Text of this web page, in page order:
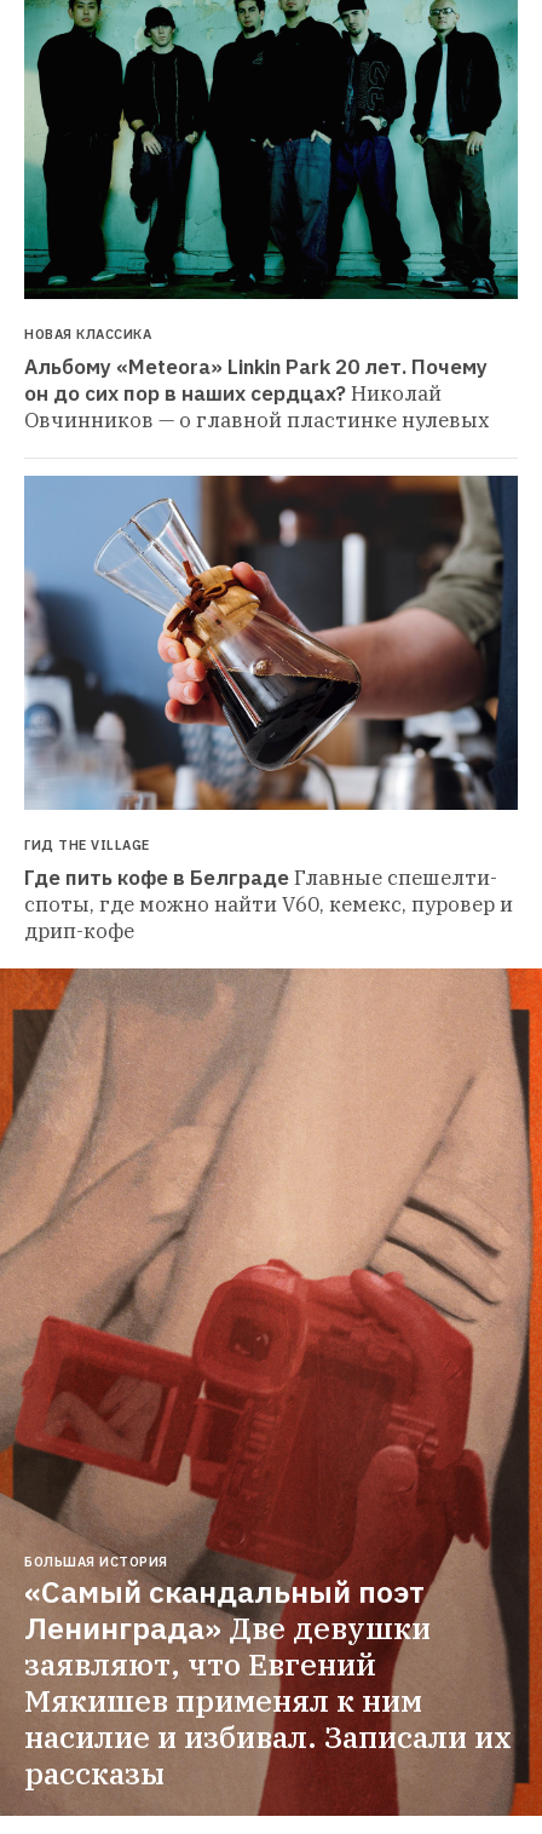
НОВАЯ КЛАССИКА
Альбому «Meteora» Linkin Park 20 лет. Почему
он до сих пор в наших сердцах?Николай
Овчинников — о главной пластинке нулевых
ГИД THE VILLAGE
Где пить кофе в БелградеГлавные спешелти-
споты, где можно найти V60, кемекс, пуровер и
дрип-кофе
БОЛЬШАЯ ИСТОРИЯ
«Самый скандальный поэт
Ленинграда»Две девушки
заявляют, что Евгений
Мякишев применял к ним
насилие и избивал. Записали их
рассказы